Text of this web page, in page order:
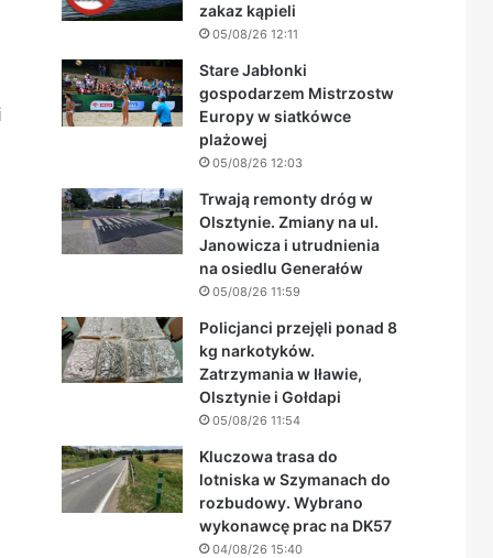
zakaz kąpieli
05/08/26 12:11
Stare Jabłonki
gospodarzem Mistrzostw
Europy w siatkówce
plażowej
05/08/26 12:03
Trwają remonty dróg w
Olsztynie. Zmiany na ul.
Janowicza i utrudnienia
na osiedlu Generałów
05/08/26 11:59
Policjanci przejęli ponad 8
kg narkotyków.
Zatrzymania w Iławie,
Olsztynie i Gołdapi
05/08/26 11:54
Kluczowa trasa do
lotniska w Szymanach do
rozbudowy. Wybrano
wykonawcę prac na DK57
04/08/26 15:40